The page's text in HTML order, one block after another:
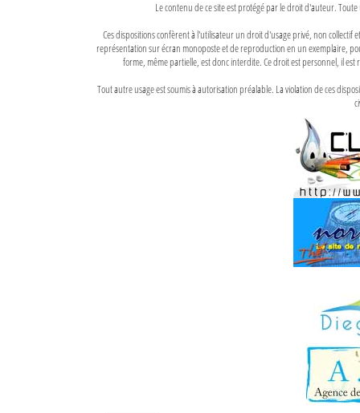
Le contenu de ce site est protégé par le droit d'auteur.
Ces dispositions confèrent à l'utilisateur un droit d'usage privé, non
représentation sur écran monoposte et de reproduction en un exemplaire,
forme, même partielle, est donc interdite. Ce droit est personnel, il
Tout autre usage est soumis à autorisation préalable. La violation de ces